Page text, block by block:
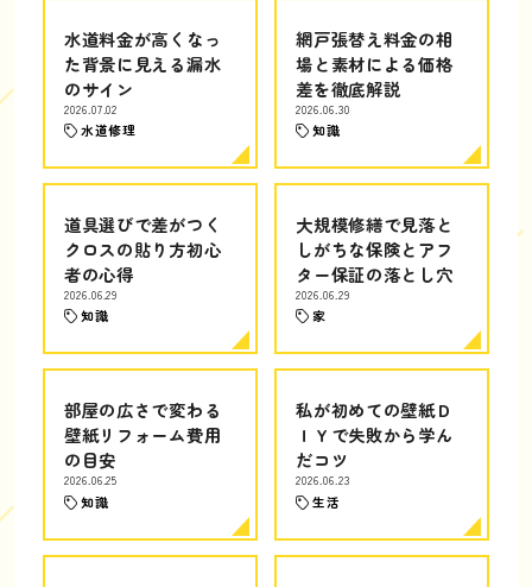
水道料金が高くなっ
た背景に見える漏水
のサイン
2026.07.02
水道修理
網戸張替え料金の相
場と素材による価格
差を徹底解説
2026.06.30
知識
道具選びで差がつく
クロスの貼り方初心
者の心得
2026.06.29
知識
大規模修繕で見落と
しがちな保険とアフ
ター保証の落とし穴
2026.06.29
家
部屋の広さで変わる
壁紙リフォーム費用
の目安
2026.06.25
知識
私が初めての壁紙Ｄ
ＩＹで失敗から学ん
だコツ
2026.06.23
生活